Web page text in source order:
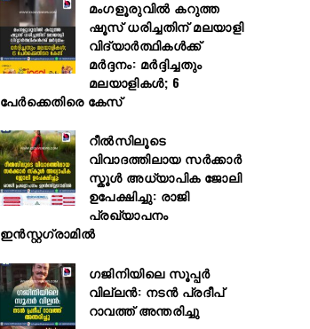
മംഗളൂരുവിൽ കറുത്ത
ഷൂസ് ധരിച്ചതിന് മലയാളി
വിദ്യാർത്ഥികൾക്ക്
മർദ്ദനം: മർദ്ദിച്ചതും
മലയാളികൾ; 6
പേർക്കെതിരെ കേസ്
റീൽസിലൂടെ
വിവാദത്തിലായ സർക്കാർ
സ്കൂൾ അധ്യാപിക ജോലി
ഉപേക്ഷിച്ചു: രാജി
പ്രഖ്യാപനം
ഇൻസ്റ്റഗ്രാമിൽ
ഗജിനിയിലെ സൂപ്പര്‍
വില്ലന്‍: നടന്‍ പ്രദീപ്
റാവത്ത് അന്തരിച്ചു